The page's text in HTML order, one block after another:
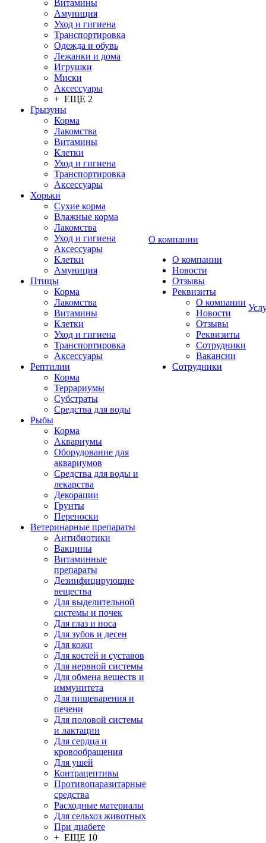
Витамины
Амуниция
Уход и гигиена
Транспортировка
Одежда и обувь
Лежанки и дома
Игрушки
Миски
Аксессуары
+ ЕЩЕ 2
Грызуны
Корма
Лакомства
Витамины
Клетки
Уход и гигиена
Транспортировка
Аксессуары
Хорьки
Сухие корма
Влажные корма
Лакомства
Уход и гигиена
Аксессуары
Клетки
Амуниция
Птицы
Корма
Лакомства
Витамины
Клетки
Уход и гигиена
Транспортировка
Аксессуары
Рептилии
Корма
Террариумы
Субстраты
Средства для воды
Рыбы
Корма
Аквариумы
Оборудование для
аквариумов
Средства для воды и
лекарства
Декорации
Грунты
Переноски
Ветеринарные препараты
Антибиотики
Вакцины
Витаминные
препараты
Дезинфицирующие
вещества
Для выделительной
системы и почек
Для глаз и носа
Для зубов и десен
Для кожи
Для костей и суставов
Для нервной системы
Для обмена веществ и
иммунитета
Для пищеварения и
печени
Для половой системы
и лактации
Для сердца и
кровообращения
Для ушей
Контрацептивы
Противопаразитарные
средства
Расходные материалы
Для сельхоз животных
При диабете
+ ЕЩЕ 10
О компании
О компании
Новости
Отзывы
Реквизиты
О компании
Новости
Отзывы
Реквизиты
Сотрудники
Вакансии
Сотрудники